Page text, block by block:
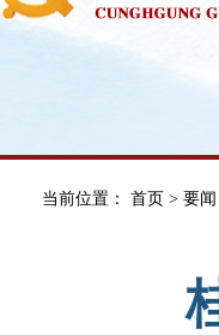
当前位置： 首页 > 要闻